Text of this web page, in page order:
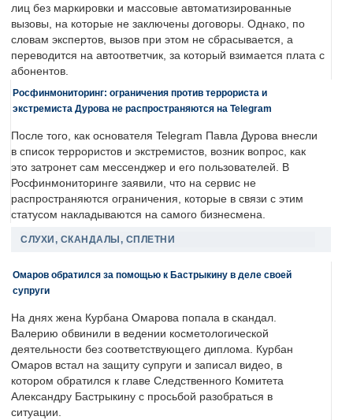
лиц без маркировки и массовые автоматизированные
вызовы, на которые не заключены договоры. Однако, по
словам экспертов, вызов при этом не сбрасывается, а
переводится на автоответчик, за который взимается плата с
абонентов.
Росфинмониторинг: ограничения против террориста и
экстремиста Дурова не распространяются на Telegram
После того, как основателя Telegram Павла Дурова внесли
в список террористов и экстремистов, возник вопрос, как
это затронет сам мессенджер и его пользователей. В
Росфинмониторинге заявили, что на сервис не
распространяются ограничения, которые в связи с этим
статусом накладываются на самого бизнесмена.
СЛУХИ, СКАНДАЛЫ, СПЛЕТНИ
Омаров обратился за помощью к Бастрыкину в деле своей
супруги
На днях жена Курбана Омарова попала в скандал.
Валерию обвинили в ведении косметологической
деятельности без соответствующего диплома. Курбан
Омаров встал на защиту супруги и записал видео, в
котором обратился к главе Следственного Комитета
Александру Бастрыкину с просьбой разобраться в
ситуации.